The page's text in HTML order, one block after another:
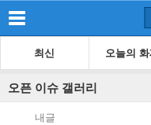
최신 오늘의 화
오픈 이슈 갤러리
내글